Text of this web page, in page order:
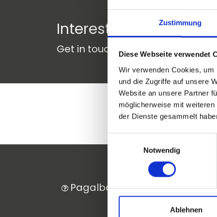
Zustimmung
Diese Webseite verwendet
Wir verwenden Cookies,
und die Zugriffe auf unsere
Website an unsere Partner
möglicherweise mit
der Dienste gesammelt
Notwendig
Ablehnen
Interested in a
Get in touch with us to learn more!
Pagalba ir kontaktai